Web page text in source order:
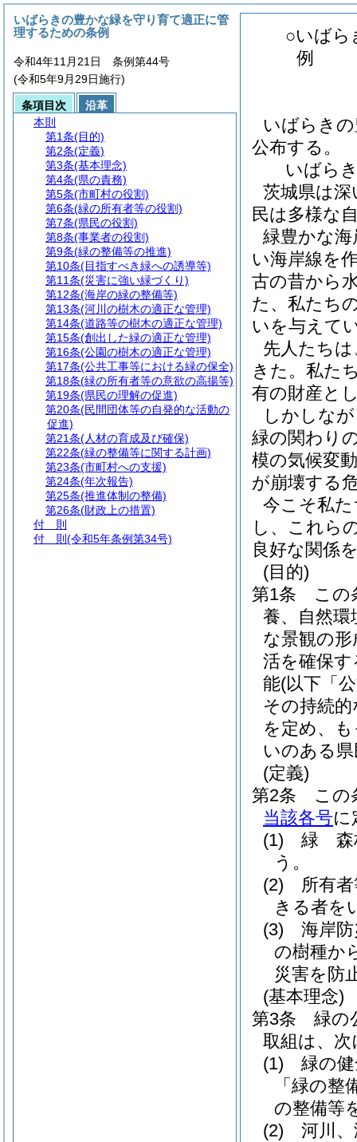
○いばら
例
いばらき
公布する。
いばら
茨城県は
民は多様な
緑豊かな
い海岸線を
古の昔から
た、私たち
いを与えて
先人たち
きた。私た
有の財産と
しかしな
緑の関わり
模の気候変
が崩壊する
今こそ私
し、これら
良好な関係
(目的)
第1条
この
養、自然環
な景観の
活を確保
能(以下「
その持続
を定め、
いのある
(定義)
第2条
この
当該各号に
(1)
緑 森
う。
(2)
所有
きる者を
(3)
海岸
の樹種か
災害を防
(基本理念)
第3条
緑の
取組は、
(1)
緑の
「緑の整
の整備等
(2)
河川
いばらきの豊かな緑を守り育て適正に管
理するための条例
令和4年11月21日 条例第44号
(令和5年9月29日施行)
条項目次
沿革
本則
第1条(目的)
第2条(定義)
第3条(基本理念)
第4条(県の責務)
第5条(市町村の役割)
第6条(緑の所有者等の役割)
第7条(県民の役割)
第8条(事業者の役割)
第9条(緑の整備等の推進)
第10条(目指すべき緑への誘導等)
第11条(災害に強い緑づくり)
第12条(海岸の緑の整備等)
第13条(河川の樹木の適正な管理)
第14条(道路等の樹木の適正な管理)
第15条(創出した緑の適正な管理)
第16条(公園の樹木の適正な管理)
第17条(公共工事等における緑の保全)
第18条(緑の所有者等の意欲の高揚等)
第19条(県民の理解の促進)
第20条(民間団体等の自発的な活動の
促進)
第21条(人材の育成及び確保)
第22条(緑の整備等に関する計画)
第23条(市町村への支援)
第24条(年次報告)
第25条(推進体制の整備)
第26条(財政上の措置)
付 則
付 則 (令和5年条例第34号)